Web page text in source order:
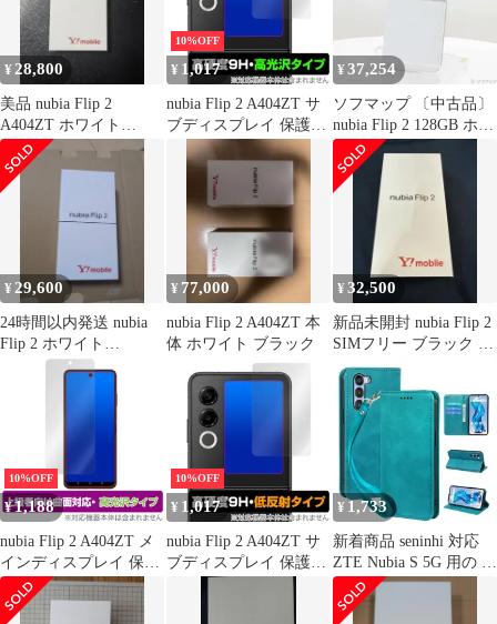
¥ 28,800
美品 nubia Flip 2
A404ZT ホワイト
Y!mobile
10%OFF
¥ 1,017
nubia Flip 2 A404ZT サ
ブディスプレイ 保護フ
ィルム OverLay 9H
Brilliant for ヌビア フリ
ップ ツー 9H 高硬度 透
明 高光沢
¥37,254
ソフマップ 〔中古品〕
nubia Flip 2 128GB ホワ
イト A404ZT
Y!mobile【377】
¥ 29,600
24時間以内発送 nubia
Flip 2 ホワイト
Y!mobile
¥ 77,000
nubia Flip 2 A404ZT 本
体 ホワイト ブラック
¥32,500
新品未開封 nubia Flip 2
SIMフリー ブラック ワ
イモバイル
10%OFF
¥1,188
nubia Flip 2 A404ZT メ
インディスプレイ 保護
フィルム OverLay
FLEX 高光沢 for ヌビ
10%OFF
¥ 1,017
nubia Flip 2 A404ZT サ
ブディスプレイ 保護フ
ィルム OverLay 9H Plus
¥ 1,733
新着商品 seninhi 対応
ZTE Nubia S 5G 用の ケ
ース 手帳型 ヌビア s 5g
A403ZT 用の スマホケ